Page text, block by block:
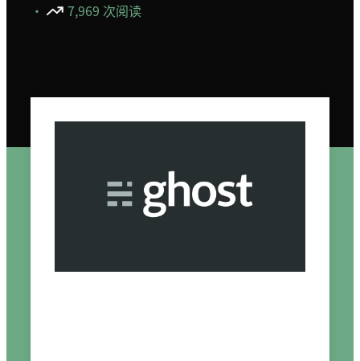
· 7,969 次阅读